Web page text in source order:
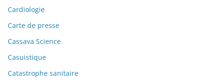
Cardiologie
Carte de presse
Cassava Science
Casuistique
Catastrophe sanitaire